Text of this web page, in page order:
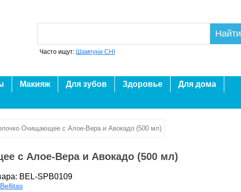
Найти
Часто ищут: Шампуни CHI
Макияж Для зубов Здоровье
Для дома
Очищающее c Алое-Вера и Авокадо (500 мл)
c Алое-Вера и Авокадо (500 мл)
BEL-SPB0109
Bellitas